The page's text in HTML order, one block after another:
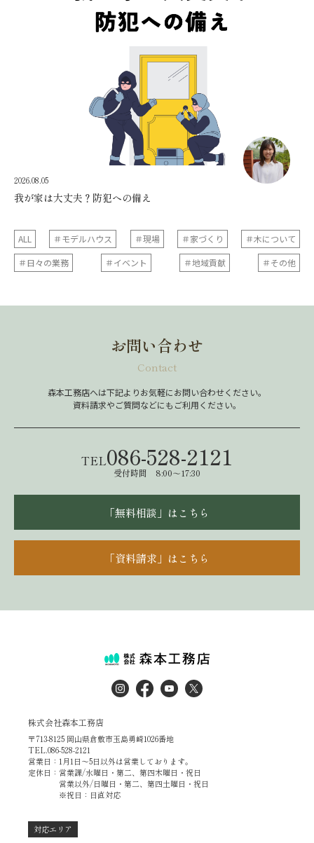
2026.08.05
我が家は大丈夫？防犯への備え
ALL ＃モデルハウス ＃現場 ＃家づくり
＃木について
＃日々の業務
＃イベント ＃地域貢献 ＃その他
お問い合わせ
Contact
森本工務店へは下記よりお気軽にお問い合わせください。
資料請求やご質問などにもご利用ください。
TEL086-528-2121
受付時間 8:00～17:30
「無料相談」はこちら
「資料請求」はこちら
株式会社森本工務店
〒713-8125 岡山県倉敷市玉島勇崎1026番地
TEL.086-528-2121
営業日：1月1日～5日以外は営業しております。
定休日：営業課/水曜日・第二、第四木曜日・祝日
営業以外/日曜日・第二、第四土曜日・祝日
※祝日：日直対応
対応エリア